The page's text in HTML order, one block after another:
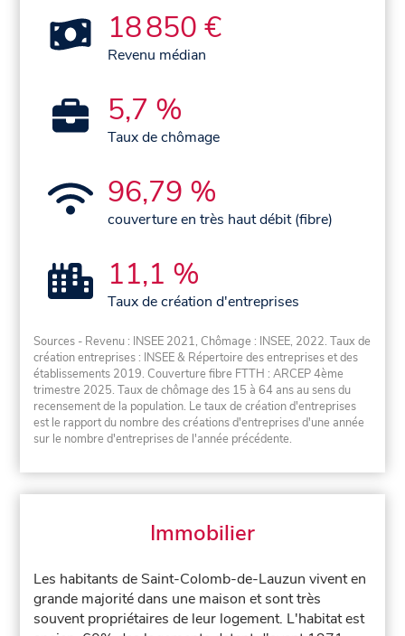
18 850 €
Revenu médian
5,7 %
Taux de chômage
96,79 %
couverture en très haut débit (fibre)
11,1 %
Taux de création d'entreprises
Sources - Revenu : INSEE 2021, Chômage : INSEE, 2022. Taux de
création entreprises : INSEE & Répertoire des entreprises et des
établissements 2019. Couverture fibre FTTH : ARCEP 4ème
trimestre 2025. Taux de chômage des 15 à 64 ans au sens du
recensement de la population. Le taux de création d'entreprises
est le rapport du nombre des créations d'entreprises d'une année
sur le nombre d'entreprises de l'année précédente.
Immobilier
Les habitants de Saint-Colomb-de-Lauzun vivent en
grande majorité dans une maison et sont très
souvent propriétaires de leur logement. L'habitat est